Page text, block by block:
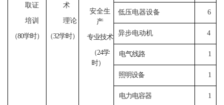
取证
培训
（80学时）
术
理论
（32学时）
安全生
产
专业技术
（24学
时）
低压电器设备 6
异步电动机 4
电气线路 1
照明设备 1
电力电容器 1